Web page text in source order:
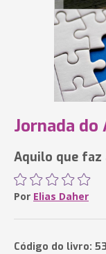
Jornada
Aquilo que faz
Por Elias Daher
Código do livro: